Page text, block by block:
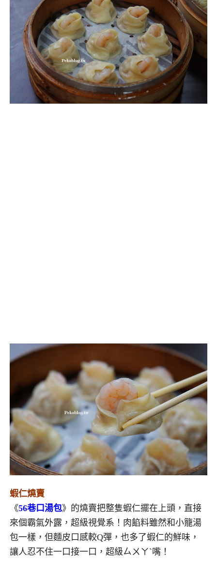
蝦仁燒賣
《56巷口湯包》的燒賣把整隻蝦仁擺在上頭，直接
來個霸氣外露，超級視覺系！肉餡料雖然和小籠湯
包一樣，但麵皮口感較Q彈，也多了蝦仁的鮮味，
讓人忍不住一口接一口，超級ㄙㄨㄚˋ嘴！